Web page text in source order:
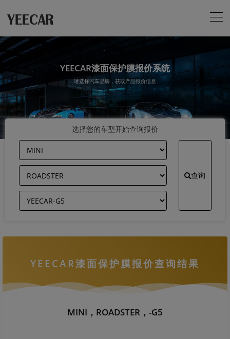
YEECAR漆面保护膜报价系统
请选择汽车品牌，获取产品报价信息
选择您的车型开始查询报价
查询
YEECAR漆面保护膜报价查询结果
MINI，ROADSTER，-G5